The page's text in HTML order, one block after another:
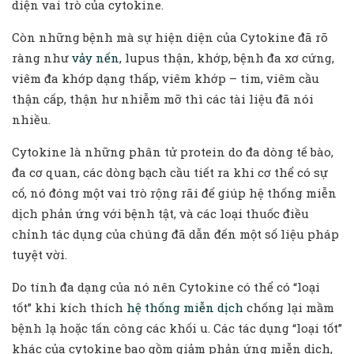
diện vai trò của cytokine.
Còn những bệnh mà sự hiện diện của Cytokine đã rõ
ràng như vảy nến, lupus thận, khớp, bệnh đa xơ cứng,
viêm đa khớp dạng thấp, viêm khớp – tim, viêm cầu
thận cấp, thận hư nhiễm mỡ thì các tài liệu đã nói
nhiều.
Cytokine là những phân tử protein do đa dòng tế bào,
đa cơ quan, các dòng bạch cầu tiết ra khi cơ thể có sự
cố, nó đóng một vai trò rộng rãi để giúp hệ thống miễn
dịch phản ứng với bệnh tật, và các loại thuốc điều
chỉnh tác dụng của chúng đã dẫn đến một số liệu pháp
tuyệt vời.
Do tính đa dạng của nó nên Cytokine có thể có “loại
tốt” khi kích thích hệ thống miễn dịch chống lại mầm
bệnh lạ hoặc tấn công các khối u. Các tác dụng “loại tốt”
khác của cytokine bao gồm giảm phản ứng miễn dịch,